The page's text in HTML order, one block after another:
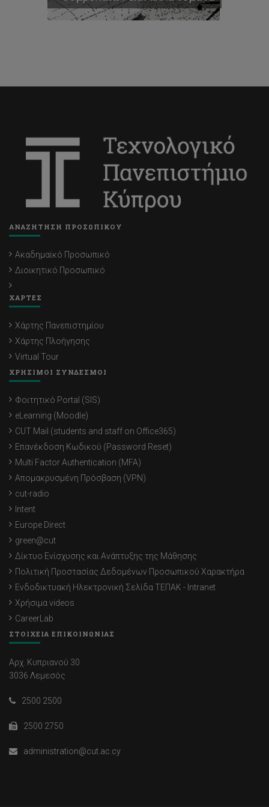
ΑΝΑΖΗΤΗΣΗ ΠΡΟΣΩΠΙΚΟΥ
Ακαδημαϊκό Προσωπικό
Διοικητικό Προσωπικό
ΧΑΡΤΕΣ
Χάρτης Πανεπιστημίου
Χάρτης Πλοήγησης
Virtual Tour
ΧΡΗΣΙΜΟΙ ΣΥΝΔΕΣΜΟΙ
Φοιτητικό Portal (SIS)
eLearning (Moodle)
CUT Mail (students and staff on Office365)
Επανέκδοση Κωδικού (Password Reset)
Multi Factor Authentication (MFA)
Απομακρυσμένη Πρόσβαση (VPN)
cut-radio
Intent
Europe Direct
green@cut
Δίκτυο Ενίσχυσης και Ανάπτυξης της Μάθησης
Πολιτική Προστασίας Δεδομένων Προσωπικού Χαρακτήρα
Ενδοδικτυακή Ηλεκτρονική Σελίδα ΤΕΠΑΚ - Intranet
Χρήσιμα videos
CareerLab
ΣΤΟΙΧΕΙΑ ΕΠΙΚΟΙΝΩΝΙΑΣ
Αρχ. Κυπριανού 30
3036 Λεμεσός
2500 2500
2500 2750
administration@cut.ac.cy